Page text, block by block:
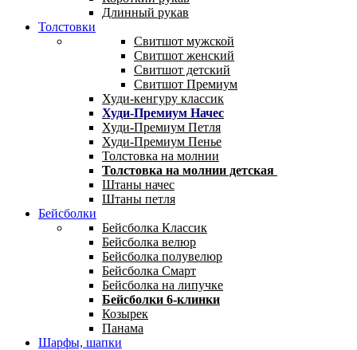
Длинный рукав
Толстовки
Свитшот мужской
Свитшот женский
Свитшот детский
Свитшот Премиум
Худи-кенгуру классик
Худи-Премиум Начес
Худи-Премиум Петля
Худи-Премиум Пенье
Толстовка на молнии
Толстовка на молнии детская
Штаны начес
Штаны петля
Бейсболки
Бейсболка Классик
Бейсболка велюр
Бейсболка полувелюр
Бейсболка Смарт
Бейсболка на липучке
Бейсболки 6-клинки
Козырек
Панама
Шарфы, шапки